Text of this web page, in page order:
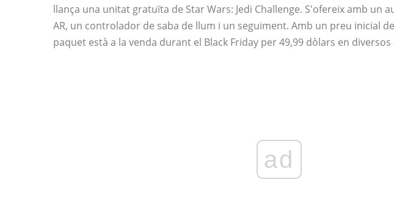
llança una unitat gratuïta de Star Wars: Jedi Challenge. S'ofereix amb un
AR, un controlador de saba de llum i un seguiment. Amb un preu inicial
paquet està a la venda durant el Black Friday per 49,99 dòlars en
ad